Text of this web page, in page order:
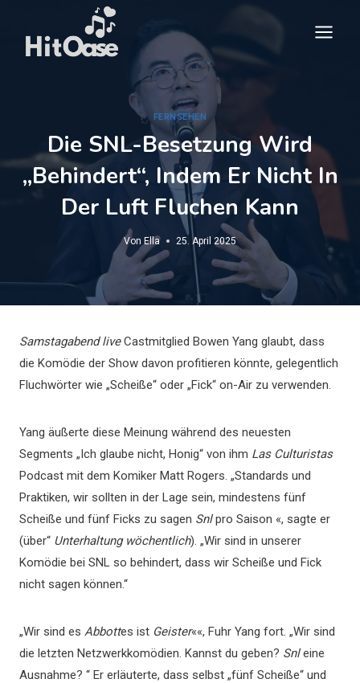
springen
FERNSEHEN
Die SNL-Besetzung Wird
„behindert“, Indem Er Nicht In
Der Luft Fluchen Kann
Von Ella 25. April 2025
Samstagabend liveCastmitglied Bowen Yang glaubt, dass
die Komödie der Show davon profitieren könnte, gelegentlich
Fluchwörter wie „Scheiße“ oder „Fick“ on-Air zu verwenden.
Yang äußerte diese Meinung während des neuesten
Segments „Ich glaube nicht, Honig“ von ihm Las Culturistas
Podcast mit dem Komiker Matt Rogers. „Standards und
Praktiken, wir sollten in der Lage sein, mindestens fünf
Scheiße und fünf Ficks zu sagen Snlpro Saison «, sagte er
(über“ Unterhaltung wöchentlich). „Wir sind in unserer
Komödie bei SNL so behindert, dass wir Scheiße und Fick
nicht sagen können.“
„Wir sind es Abbottes ist Geister««, Fuhr Yang fort. „Wir sind
die letzten Netzwerkkomödien. Kannst du geben? Snleine
Ausnahme? “ Er erläuterte, dass selbst „fünf Scheiße“ und